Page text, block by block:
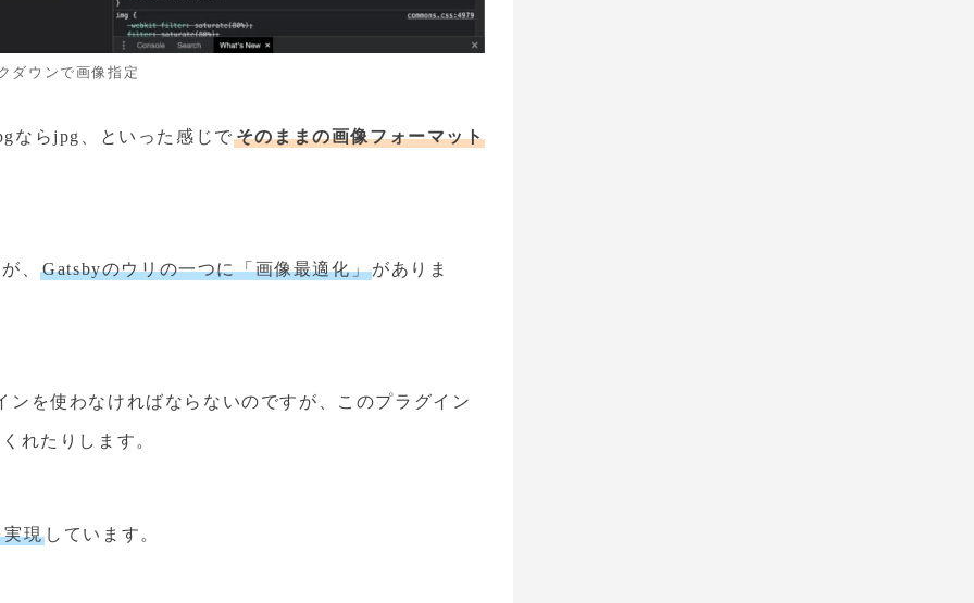
ダウンで画像指定
ならjpg、といった感じで そのままの画像フォーマット
、Gatsbyのウリの一つに「画像最適化」がありま
ンを使わなければならないのですが、このプラグイン
れたりします。
実現 しています。